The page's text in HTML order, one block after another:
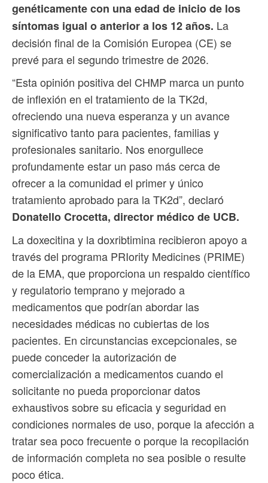
genéticamente con una edad de inicio de los
síntomas igual o anterior a los 12 años. La
decisión final de la Comisión Europea (CE) se
prevé para el segundo trimestre de 2026.
“Esta opinión positiva del CHMP marca un punto
de inflexión en el tratamiento de la TK2d,
ofreciendo una nueva esperanza y un avance
significativo tanto para pacientes, familias y
profesionales sanitario. Nos enorgullece
profundamente estar un paso más cerca de
ofrecer a la comunidad el primer y único
tratamiento aprobado para la TK2d”, declaró
Donatello Crocetta, director médico de UCB.
La doxecitina y la doxribtimina recibieron apoyo a
través del programa PRIority Medicines (PRIME)
de la EMA, que proporciona un respaldo científico
y regulatorio temprano y mejorado a
medicamentos que podrían abordar las
necesidades médicas no cubiertas de los
pacientes. En circunstancias excepcionales, se
puede conceder la autorización de
comercialización a medicamentos cuando el
solicitante no pueda proporcionar datos
exhaustivos sobre su eficacia y seguridad en
condiciones normales de uso, porque la afección a
tratar sea poco frecuente o porque la recopilación
de información completa no sea posible o resulte
poco ética.